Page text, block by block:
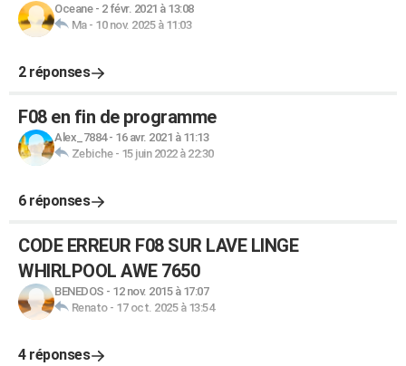
Oceane- 2 févr. 2021 à 13:08
Ma- 10 nov. 2025 à 11:03
2 réponses
F08 en fin de programme
Alex_7884- 16 avr. 2021 à 11:13
Zebiche- 15 juin 2022 à 22:30
6 réponses
CODE ERREUR F08 SUR LAVE LINGE
WHIRLPOOL AWE 7650
BENEDOS - 12 nov. 2015 à 17:07
Renato- 17 oct. 2025 à 13:54
4 réponses